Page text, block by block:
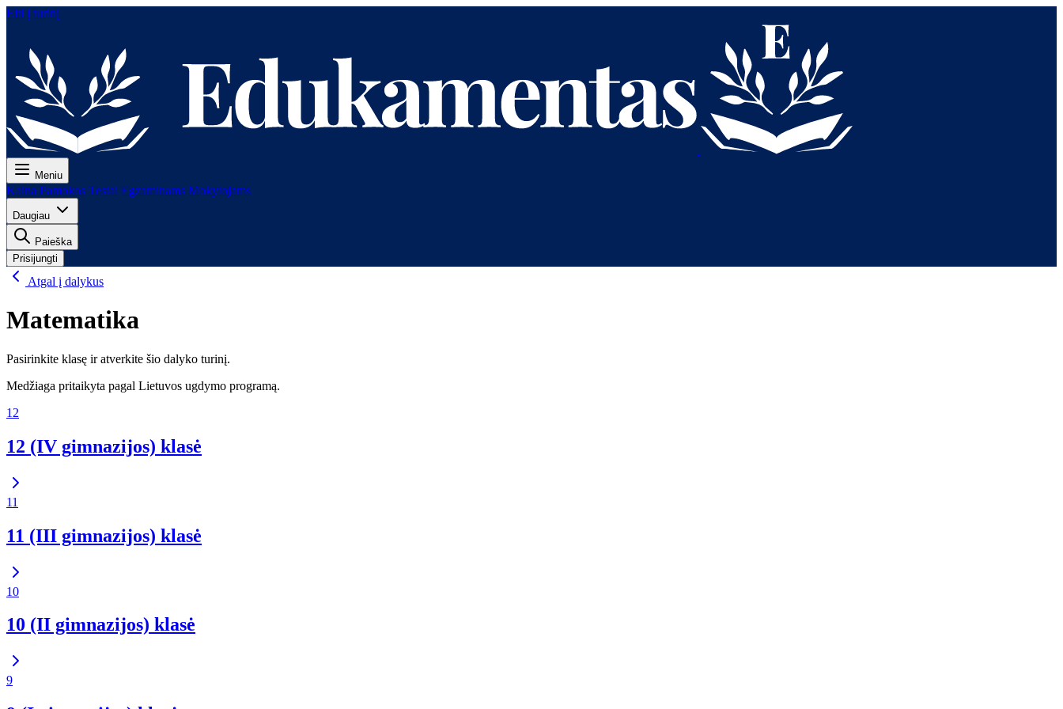
Eiti į turinį
Meniu
Kaina Pamokos Testai Egzaminams Mokytojams
Daugiau
Paieška
Prisijungti
Atgal į dalykus
Matematika
Pasirinkite klasę ir atverkite šio dalyko turinį.
Medžiaga pritaikyta pagal Lietuvos ugdymo programą.
12
12 (IV gimnazijos) klasė
11
11 (III gimnazijos) klasė
10
10 (II gimnazijos) klasė
9